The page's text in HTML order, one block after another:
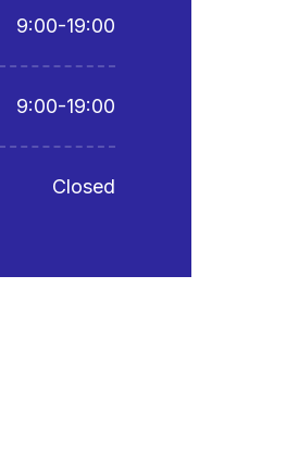
9:00-19:00
9:00-19:00
Closed